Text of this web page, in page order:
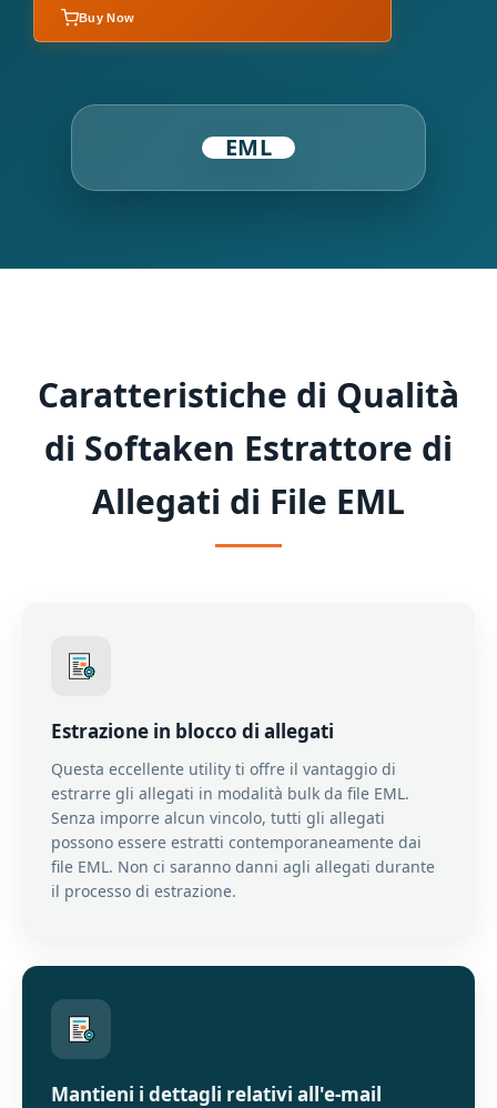
Buy Now
EML
Caratteristiche di Qualità
di Softaken Estrattore di
Allegati di File EML
Estrazione in blocco di allegati
Questa eccellente utility ti offre il vantaggio di
estrarre gli allegati in modalità bulk da file EML.
Senza imporre alcun vincolo, tutti gli allegati
possono essere estratti contemporaneamente dai
file EML. Non ci saranno danni agli allegati durante
il processo di estrazione.
Mantieni i dettagli relativi all'e-mail